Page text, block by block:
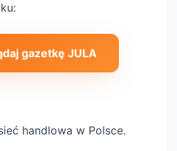
gazetkę JULA
handlowa w Polsce.